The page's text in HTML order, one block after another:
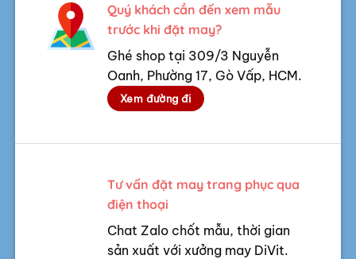
Quý khách cần đến xem mẫu
trước khi đặt may?
Ghé shop tại 309/3 Nguyễn
Oanh, Phường 17, Gò Vấp, HCM.
Xem đường đi
Tư vấn đặt may trang phục qua
điện thoại
Chat Zalo chốt mẫu, thời gian
sản xuất với xưởng may DiVit.